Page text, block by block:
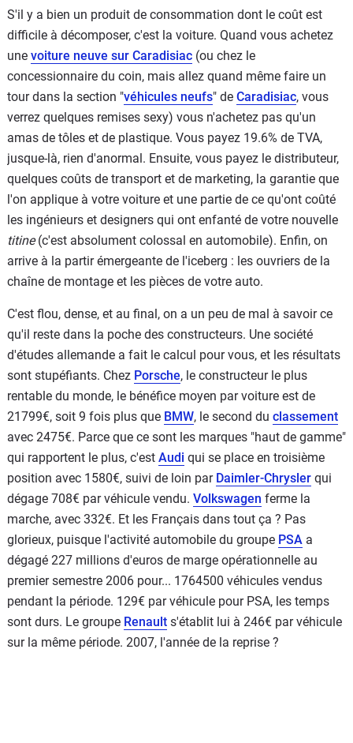
S'il y a bien un produit de consommation dont le coût est
difficile à décomposer, c'est la voiture. Quand vous achetez
une voiture neuve sur Caradisiac (ou chez le
concessionnaire du coin, mais allez quand même faire un
tour dans la section "véhicules neufs" de Caradisiac, vous
verrez quelques remises sexy) vous n'achetez pas qu'un
amas de tôles et de plastique. Vous payez 19.6% de TVA,
jusque-là, rien d'anormal. Ensuite, vous payez le distributeur,
quelques coûts de transport et de marketing, la garantie que
l'on applique à votre voiture et une partie de ce qu'ont coûté
les ingénieurs et designers qui ont enfanté de votre nouvelle
titine(c'est absolument colossal en automobile). Enfin, on
arrive à la partir émergeante de l'iceberg : les ouvriers de la
chaîne de montage et les pièces de votre auto.
C'est flou, dense, et au final, on a un peu de mal à savoir ce
qu'il reste dans la poche des constructeurs. Une société
d'études allemande a fait le calcul pour vous, et les résultats
sont stupéfiants. Chez Porsche, le constructeur le plus
rentable du monde, le bénéfice moyen par voiture est de
21799€, soit 9 fois plus que BMW, le second du classement
avec 2475€. Parce que ce sont les marques "haut de gamme"
qui rapportent le plus, c'est Audi qui se place en troisième
position avec 1580€, suivi de loin par Daimler-Chrysler qui
dégage 708€ par véhicule vendu. Volkswagen ferme la
marche, avec 332€. Et les Français dans tout ça ? Pas
glorieux, puisque l'activité automobile du groupe PSA a
dégagé 227 millions d'euros de marge opérationnelle au
premier semestre 2006 pour... 1764500 véhicules vendus
pendant la période. 129€ par véhicule pour PSA, les temps
sont durs. Le groupe Renault s'établit lui à 246€ par véhicule
sur la même période. 2007, l'année de la reprise ?